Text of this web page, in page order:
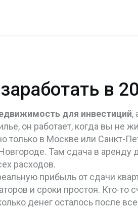
в
для инвестиций,
, он работает, когда вы не
только в Москве или Санкт-
Там сдача в аренду
расходов.
прибыль от сдачи
и сроки простоя. Кто-то
денег осталось после